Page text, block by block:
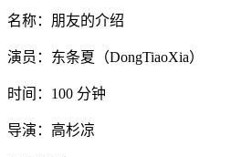
名称：朋友的介绍
演员：东条夏（DongTiaoXia）
时间：100 分钟
导演：高杉凉